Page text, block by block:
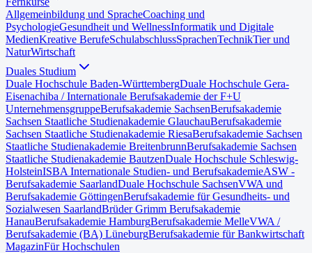
Allgemeinbildung und SpracheCoaching und
PsychologieGesundheit und WellnessInformatik und Digitale
MedienKreative BerufeSchulabschlussSprachenTechnikTier und
NaturWirtschaft
Duales Studium
Duale Hochschule Baden-WürttembergDuale Hochschule Gera-
Eisenachiba / Internationale Berufsakademie der F+U
UnternehmensgruppeBerufsakademie SachsenBerufsakademie
Sachsen Staatliche Studienakademie GlauchauBerufsakademie
Sachsen Staatliche Studienakademie RiesaBerufsakademie Sachsen
Staatliche Studienakademie BreitenbrunnBerufsakademie Sachsen
Staatliche Studienakademie BautzenDuale Hochschule Schleswig-
HolsteinISBA Internationale Studien- und BerufsakademieASW -
Berufsakademie SaarlandDuale Hochschule SachsenVWA und
Berufsakademie GöttingenBerufsakademie für Gesundheits- und
Sozialwesen SaarlandBrüder Grimm Berufsakademie
HanauBerufsakademie HamburgBerufsakademie MelleVWA /
Berufsakademie (BA) LüneburgBerufsakademie für Bankwirtschaft
MagazinFür Hochschulen